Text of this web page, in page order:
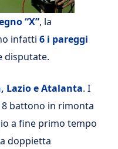
“X”, la
infatti 6 i pareggi
disputate.
Lazio e Atalanta. I
battono in rimonta
a fine primo tempo
doppietta